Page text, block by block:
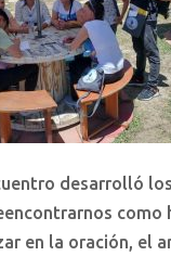
desarrolló
como
en la oración, el